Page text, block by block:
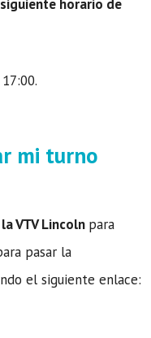
horario de
mi turno
VTV Lincoln para
pasar la
el siguiente enlace: